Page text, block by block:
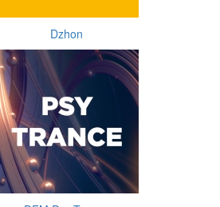
Dzhon